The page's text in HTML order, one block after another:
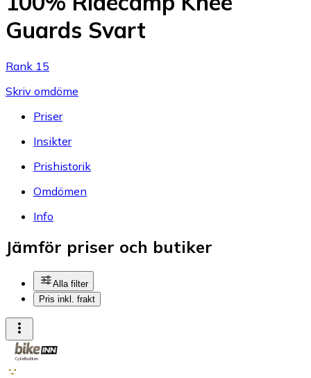
Guards Svart
Rank 15
Skriv omdöme
Priser
Insikter
Prishistorik
Omdömen
Info
Jämför priser och butiker
Alla filter
Pris inkl. frakt